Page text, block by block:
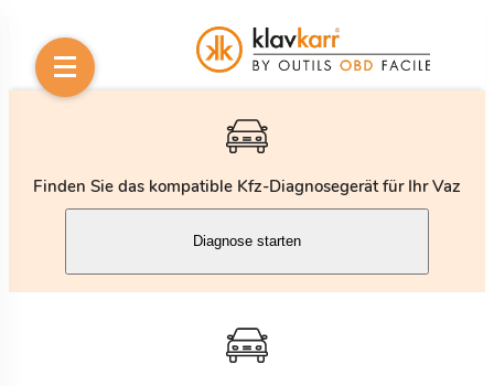
Finden Sie das kompatible Kfz-Diagnosegerät für Ihr Vaz
Diagnose starten